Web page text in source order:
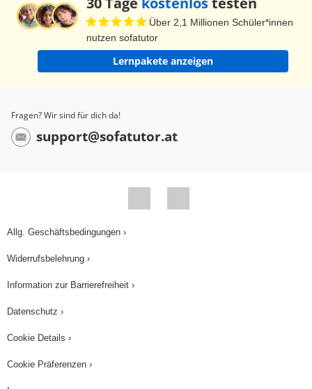
Über 2,1 Millionen Schüler*innen
nutzen sofatutor
Lernpakete anzeigen
Fragen? Wir sind für dich da!
support@sofatutor.at
Allg. Geschäftsbedingungen ›
Widerrufsbelehrung ›
Information zur Barrierefreiheit ›
Datenschutz ›
Cookie Details ›
Cookie Präferenzen ›